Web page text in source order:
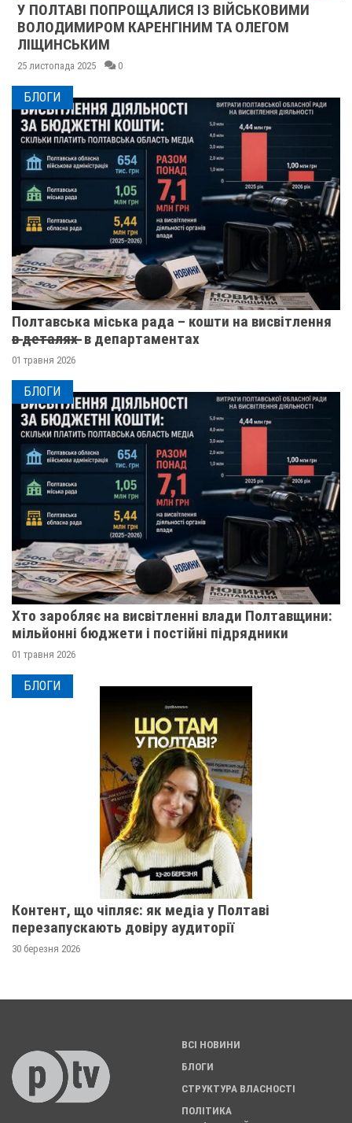
У ПОЛТАВІ ПОПРОЩАЛИСЯ ІЗ ВІЙСЬКОВИМИ
ВОЛОДИМИРОМ КАРЕНГІНИМ ТА ОЛЕГОМ
ЛІЩИНСЬКИМ
25 листопада 2025 0
БЛОГИ
Полтавська міська рада – кошти на висвітлення
в̶ ̶д̶е̶т̶а̶л̶я̶х̶ ̶ в департаментах
01 травня 2026
БЛОГИ
Хто заробляє на висвітленні влади Полтавщини:
мільйонні бюджети і постійні підрядники
01 травня 2026
БЛОГИ
Контент, що чіпляє: як медіа у Полтаві
перезапускають довіру аудиторії
30 березня 2026
ВСІ НОВИНИ
БЛОГИ
СТРУКТУРА ВЛАСНОСТІ
ПОЛІТИКА